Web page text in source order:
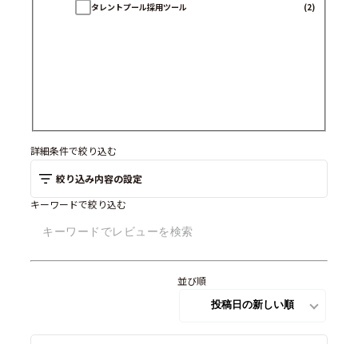
タレントプール採用ツール (2)
詳細条件で絞り込む
絞り込み内容の設定
キーワードで絞り込む
並び順